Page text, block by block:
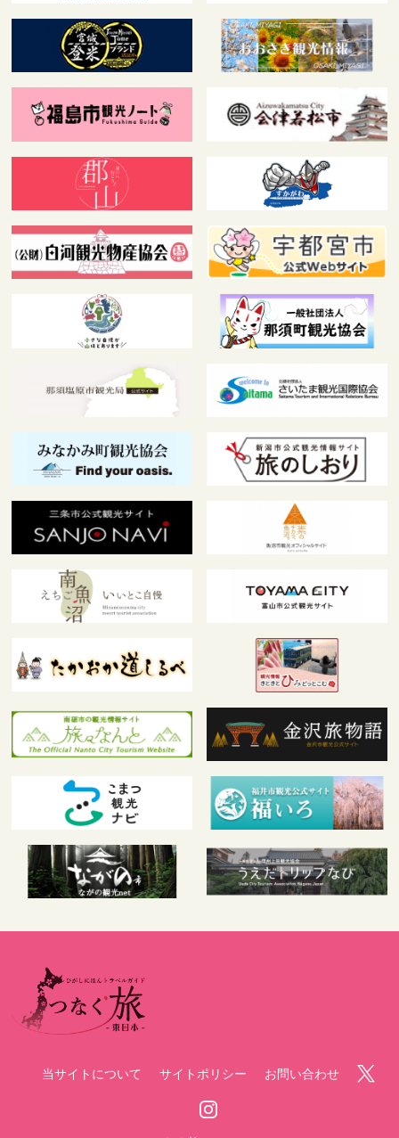
当サイトについて サイトポリシー お問い合わせ